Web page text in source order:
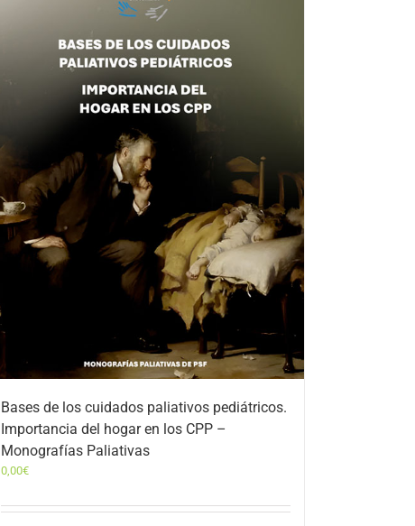
Bases de los cuidados paliativos pediátricos.
Importancia del hogar en los CPP –
Monografías Paliativas
0,00€